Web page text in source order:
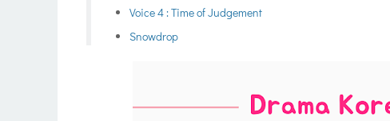
Voice 4 : Time of Judgement
Snowdrop